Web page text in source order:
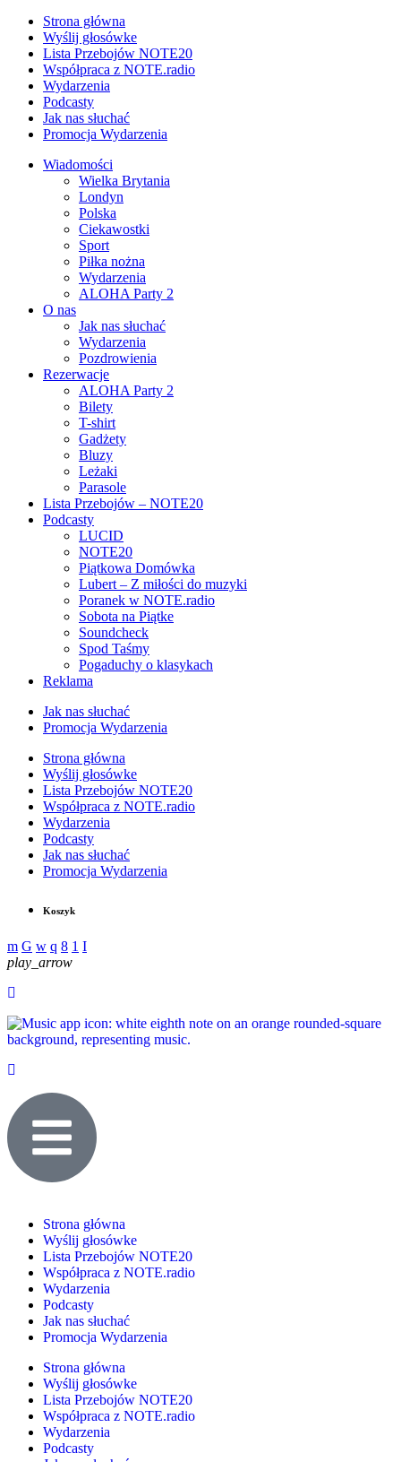
Strona główna
Wyślij głosówke
Lista Przebojów NOTE20
Współpraca z NOTE.radio
Wydarzenia
Podcasty
Jak nas słuchać
Promocja Wydarzenia
Wiadomości
Wielka Brytania
Londyn
Polska
Ciekawostki
Sport
Piłka nożna
Wydarzenia
ALOHA Party 2
O nas
Jak nas słuchać
Wydarzenia
Pozdrowienia
Rezerwacje
ALOHA Party 2
Bilety
T-shirt
Gadżety
Bluzy
Leżaki
Parasole
Lista Przebojów – NOTE20
Podcasty
LUCID
NOTE20
Piątkowa Domówka
Lubert – Z miłości do muzyki
Poranek w NOTE.radio
Sobota na Piątke
Soundcheck
Spod Taśmy
Pogaduchy o klasykach
Reklama
Jak nas słuchać
Promocja Wydarzenia
Strona główna
Wyślij głosówke
Lista Przebojów NOTE20
Współpraca z NOTE.radio
Wydarzenia
Podcasty
Jak nas słuchać
Promocja Wydarzenia
Koszyk
play_arrow
Strona główna
Wyślij głosówke
Lista Przebojów NOTE20
Współpraca z NOTE.radio
Wydarzenia
Podcasty
Jak nas słuchać
Promocja Wydarzenia
Strona główna
Wyślij głosówke
Lista Przebojów NOTE20
Współpraca z NOTE.radio
Wydarzenia
Podcasty